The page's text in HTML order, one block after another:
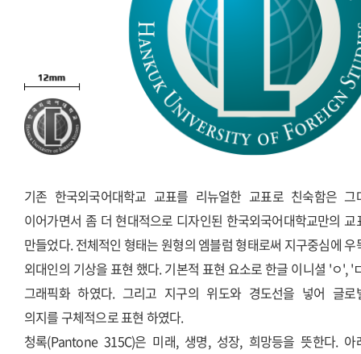
기존 한국외국어대학교 교표를 리뉴얼한 교표로 친숙함은 그
이어가면서 좀 더 현대적으로 디자인된 한국외국어대학교만의 교
만들었다. 전체적인 형태는 원형의 엠블럼 형태로써 지구중심에 우
외대인의 기상을 표현 했다. 기본적 표현 요소로 한글 이니셜 'ㅇ', '
그래픽화 하였다. 그리고 지구의 위도와 경도선을 넣어 글로
의지를 구체적으로 표현 하였다.
청록(Pantone 315C)은 미래, 생명, 성장, 희망등을 뜻한다. 아